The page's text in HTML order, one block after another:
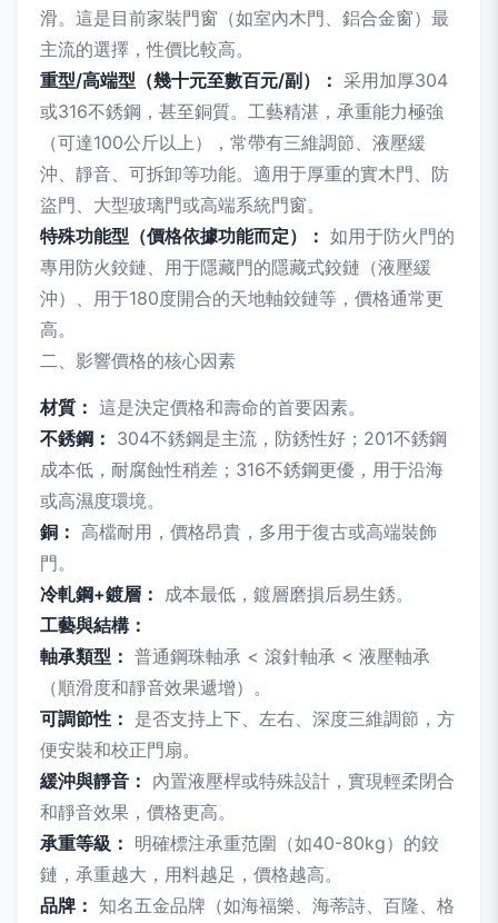
滑。這是目前家裝門窗（如室內木門、鋁合金窗）最
主流的選擇，性價比較高。
重型/高端型（幾十元至數百元/副）： 采用加厚304
或316不銹鋼，甚至銅質。工藝精湛，承重能力極強
（可達100公斤以上），常帶有三維調節、液壓緩
沖、靜音、可拆卸等功能。適用于厚重的實木門、防
盜門、大型玻璃門或高端系統門窗。
特殊功能型（價格依據功能而定）： 如用于防火門的
專用防火鉸鏈、用于隱藏門的隱藏式鉸鏈（液壓緩
沖）、用于180度開合的天地軸鉸鏈等，價格通常更
高。
二、影響價格的核心因素
材質： 這是決定價格和壽命的首要因素。
不銹鋼： 304不銹鋼是主流，防銹性好；201不銹鋼
成本低，耐腐蝕性稍差；316不銹鋼更優，用于沿海
或高濕度環境。
銅： 高檔耐用，價格昂貴，多用于復古或高端裝飾
門。
冷軋鋼+鍍層： 成本最低，鍍層磨損后易生銹。
工藝與結構：
軸承類型： 普通鋼珠軸承 < 滾針軸承 < 液壓軸承
（順滑度和靜音效果遞增）。
可調節性： 是否支持上下、左右、深度三維調節，方
便安裝和校正門扇。
緩沖與靜音： 內置液壓桿或特殊設計，實現輕柔閉合
和靜音效果，價格更高。
承重等級： 明確標注承重范圍（如40-80kg）的鉸
鏈，承重越大，用料越足，價格越高。
品牌： 知名五金品牌（如海福樂、海蒂詩、百隆、格